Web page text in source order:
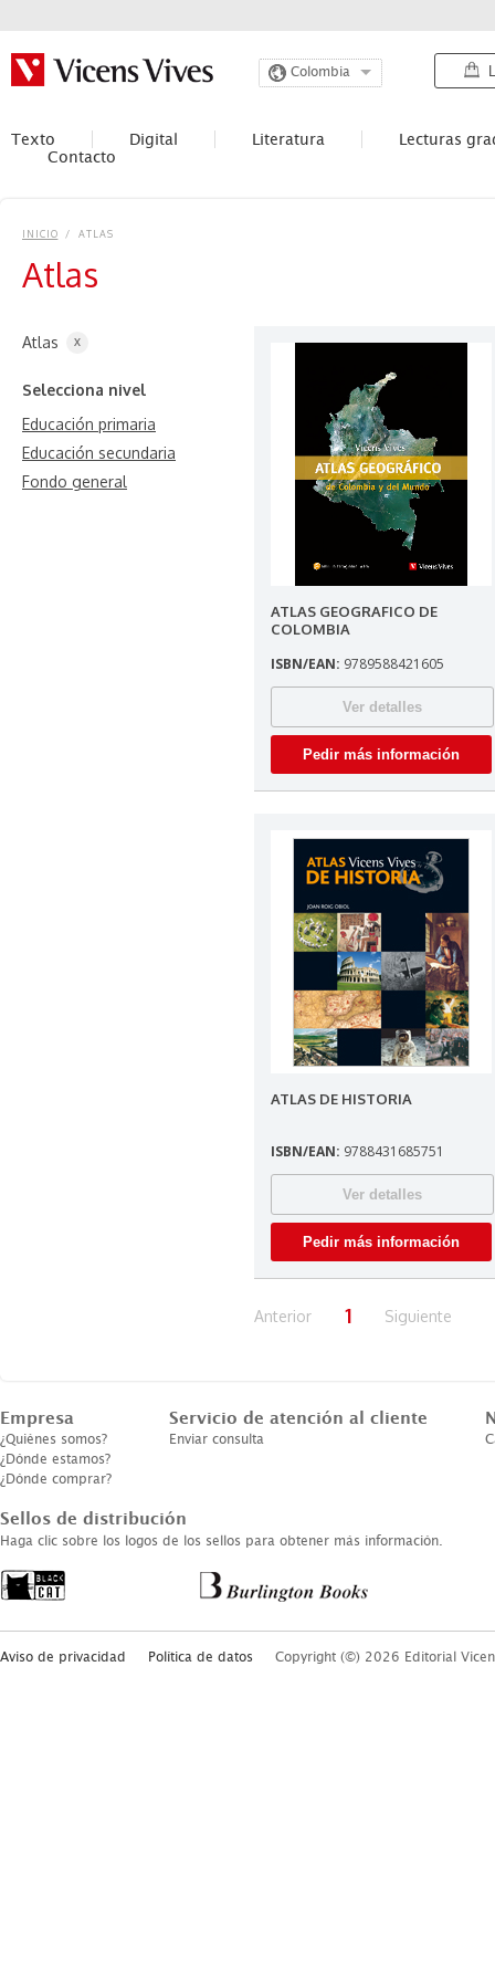
Colombia
Texto Digital Literatura
Lecturas
Contacto
INICIO / ATLAS
Atlas
Atlas X
Selecciona nivel
Educación primaria
Educación secundaria
Fondo general
ATLAS GEOGRAFICO DE
COLOMBIA
ISBN/EAN: 9789588421605
Ver detalles
Pedir más información
ATLAS DE HISTORIA
ISBN/EAN: 9788431685751
Ver detalles
Pedir más información
Anterior 1 Siguiente
Empresa
¿Quiénes somos?
¿Dónde estamos?
¿Dónde comprar?
Servicio de atención al cliente
Enviar consulta
Sellos de distribución
Haga clic sobre los logos de los sellos para obtener más información.
Aviso de privacidad Política de datos Copyright (©) 2026 Editorial